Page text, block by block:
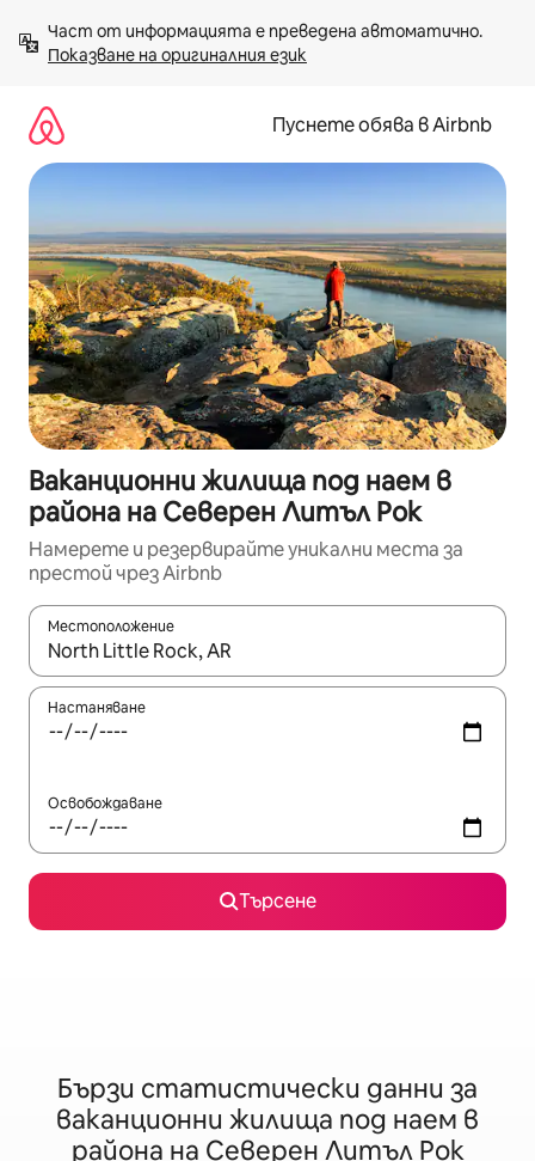
към
съдържанието
Показване на оригиналния език
Пуснете обява в Airbnb
Ваканционни жилища под наем в
района на Северен Литъл Рок
Намерете и резервирайте уникални места за
престой чрез Airbnb
Местоположение
Когато резултатите се покажат, използвайте
Настаняване
Освобождаване
Търсене
Бързи статистически данни за
ваканционни жилища под наем в
района на Северен Литъл Рок